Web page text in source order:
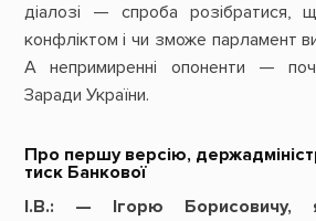
діалозі — спроба розібратися,
конфліктом і чи зможе парламент
А непримиренні опоненти —
Заради України.
Про першу версію,
тиск Банкової
І.В.:
—
Ігорю Борисовичу,